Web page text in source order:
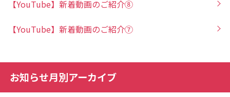
【YouTube】新着動画のご紹介⑧
【YouTube】新着動画のご紹介⑦
お知らせ月別アーカイブ